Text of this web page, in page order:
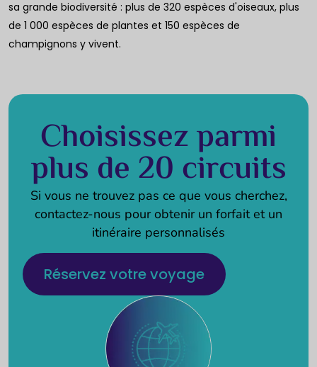
sa grande biodiversité : plus de 320 espèces d'oiseaux, plus
de 1 000 espèces de plantes et 150 espèces de
champignons y vivent.
Choisissez parmi
plus de 20 circuits
Si vous ne trouvez pas ce que vous cherchez,
contactez-nous pour obtenir un forfait et un
itinéraire personnalisés
Réservez votre voyage